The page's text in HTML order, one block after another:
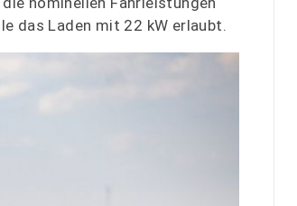
das Laden mit 22 kW erlaubt.